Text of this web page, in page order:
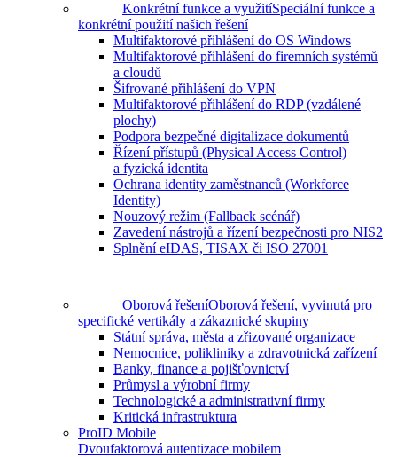
Konkrétní funkce a využitíSpeciální funkce a
konkrétní použití našich řešení
Multifaktorové přihlášení do OS Windows
Multifaktorové přihlášení do firemních systémů
a cloudů
Šifrované přihlášení do VPN
Multifaktorové přihlášení do RDP (vzdálené
plochy)
Podpora bezpečné digitalizace dokumentů
Řízení přístupů (Physical Access Control)
a fyzická identita
Ochrana identity zaměstnanců (Workforce
Identity)
Nouzový režim (Fallback scénář)
Zavedení nástrojů a řízení bezpečnosti pro NIS2
Splnění eIDAS, TISAX či ISO 27001
Oborová řešeníOborová řešení, vyvinutá pro
specifické vertikály a zákaznické skupiny
Státní správa, města a zřizované organizace
Nemocnice, polikliniky a zdravotnická zařízení
Banky, finance a pojišťovnictví
Průmysl a výrobní firmy
Technologické a administrativní firmy
Kritická infrastruktura
ProID Mobile
Dvoufaktorová autentizace mobilem